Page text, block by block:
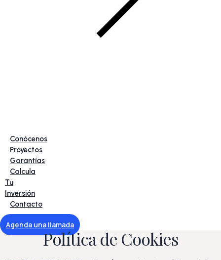
Conócenos
Proyectos
Garantías
Calcula
Tu
Inversión
Contacto
Agenda una llamada
Política de Cookies